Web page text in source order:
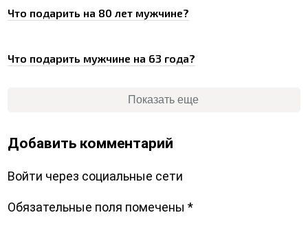
Что подарить на 80 лет мужчине?
Что подарить мужчине на 63 года?
Показать еще
Добавить комментарий
Войти через социальные сети
Обязательные поля помечены*